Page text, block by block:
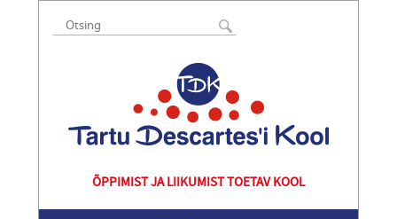
ÕPPIMIST JA LIIKUMIST TOETAV KOOL